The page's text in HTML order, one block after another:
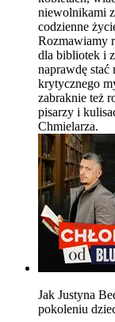
niewolnikami
codzienne
Rozmawiamy
dla bibliotek i
naprawdę stać
krytycznego
zabraknie też
pisarzy i
Chmielarza.
Jak Justyna
pokoleniu